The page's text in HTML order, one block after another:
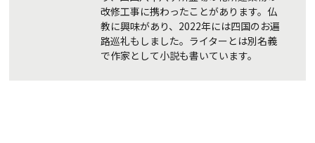
改修工事に携わったことがあります。仏
教に興味があり、2022年には四国のお遍
路巡礼もしました。ライターとは別名義
で作家として小説も書いています。